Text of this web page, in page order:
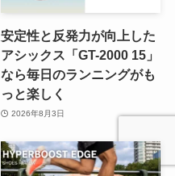
安定性と反発力が向上した
アシックス「GT-2000 15」
なら毎日のランニングがも
っと楽しく
2026年8月3日